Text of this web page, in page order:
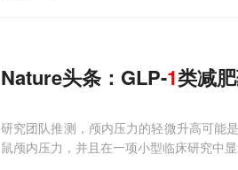
Nature头条：GLP-1类减
研究团队推测，颅内压力的轻微升高可能
鼠颅内压力，并且在一项小型临床研究中